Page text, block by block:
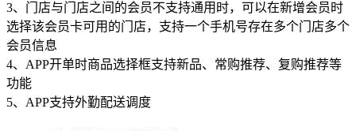
3、门店与门店之间的会员不支持通用时，可以在新增会员时
选择该会员卡可用的门店，支持一个手机号存在多个门店多个
会员信息
4、APP开单时商品选择框支持新品、常购推荐、复购推荐等
功能
5、APP支持外勤配送调度